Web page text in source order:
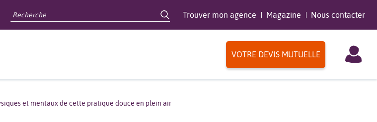
Trouver mon agence Magazine Nous contacter
VOTRE DEVIS MUTUELLE
et mentaux de cette pratique douce en plein air